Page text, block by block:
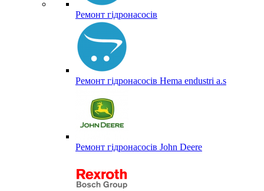
Ремонт гідронасосів
Ремонт гідронасосів Hema endustri a.s
Ремонт гідронасосів John Deere